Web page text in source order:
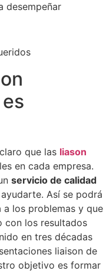
desempeñar
que las liason
en cada empresa.
servicio de calidad
Así se podrá
a los problemas y que
con los resultados
en tres décadas
liaison de
objetivo es formar